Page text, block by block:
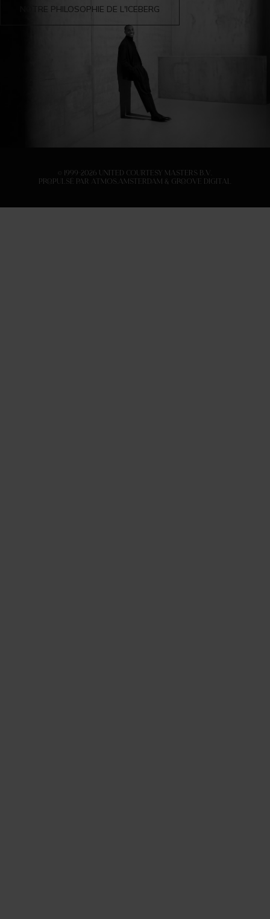
NOTRE PHILOSOPHIE DE L'ICEBERG
© 1999-2026 United Courtesy Masters B.V.
Propulsé par
Atmos.Amsterdam & Groove Digital